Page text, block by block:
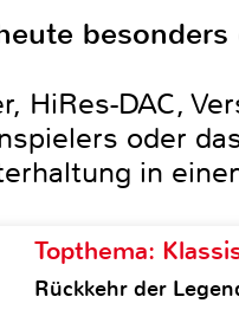
HiRes-DAC,
oder
in
Topthema:
Rückkehr der